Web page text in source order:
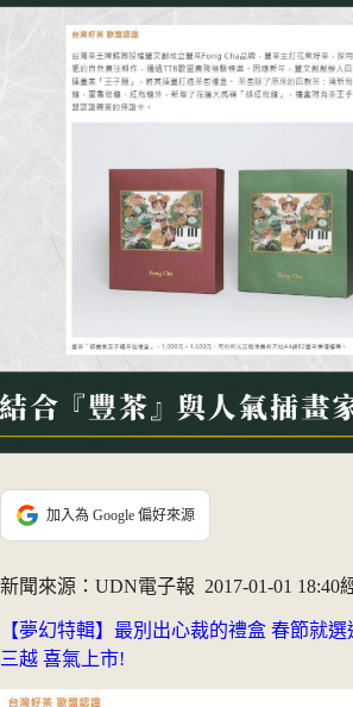
加入為 Google 偏好來源
新聞來源：UDN電子報 2017-01-01 18:40
【夢幻特輯】最別出心裁的禮盒 春節就
三越 喜氣上市!